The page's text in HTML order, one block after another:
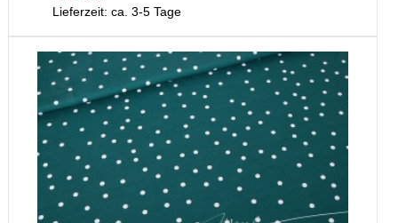
Lieferzeit: ca. 3-5 Tage